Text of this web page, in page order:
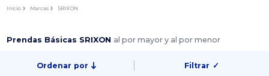
Inicio Marcas SRIXON
Prendas Básicas SRIXON al por mayor y al por menor
Ordenar por Filtrar ✓